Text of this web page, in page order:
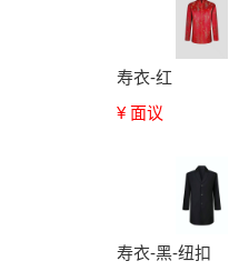
寿衣-红
¥ 面议
寿衣-黑-纽扣